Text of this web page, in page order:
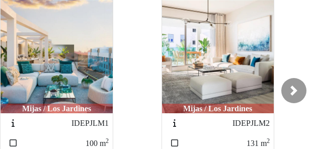
Mijas / Los Jardines
IDEPJLM2
131 m2
Mijas / Los Jardines
IDEPJLM3
102m2
Next